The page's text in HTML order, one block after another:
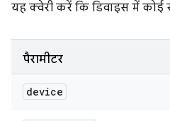
यह क्वेरी करें कि डिवाइस में कोई
पैरामीटर
device